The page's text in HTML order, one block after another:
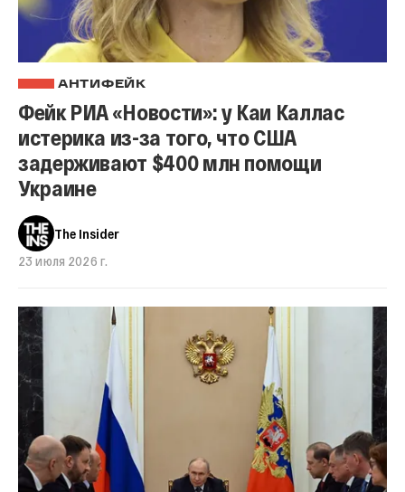
АНТИФЕЙК
Фейк РИА «Новости»: у Каи Каллас
истерика из-за того, что США
задерживают $400 млн помощи
Украине
The Insider
23 июля 2026 г.